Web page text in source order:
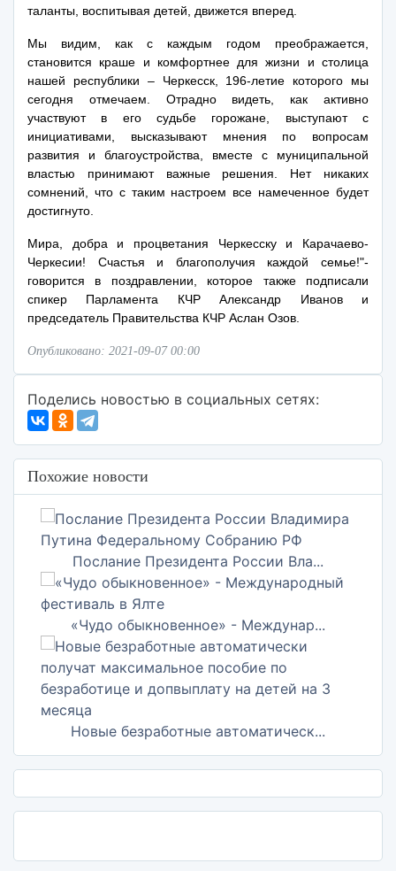
таланты, воспитывая детей, движется вперед.
Мы видим, как с каждым годом преображается,
становится краше и комфортнее для жизни и столица
нашей республики – Черкесск, 196-летие которого мы
сегодня отмечаем. Отрадно видеть, как активно
участвуют в его судьбе горожане, выступают с
инициативами, высказывают мнения по вопросам
развития и благоустройства, вместе с муниципальной
властью принимают важные решения. Нет никаких
сомнений, что с таким настроем все намеченное будет
достигнуто.
Мира, добра и процветания Черкесску и Карачаево-
Черкесии! Счастья и благополучия каждой семье!"-
говорится в поздравлении, которое также подписали
спикер Парламента КЧР Александр Иванов и
председатель Правительства КЧР Аслан Озов.
Опубликовано: 2021-09-07 00:00
Поделись новостью в социальных сетях:
Похожие новости
Послание Президента России Вла...
«Чудо обыкновенное» - Междунар...
Новые безработные автоматическ...